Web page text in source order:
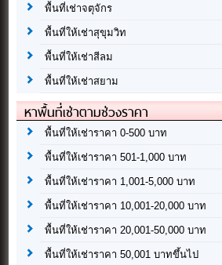
พื้นที่เช่าจตุจักร
พื้นที่ให้เช่าสุขุมวิท
พื้นที่ให้เช่าสีลม
พื้นที่ให้เช่าสยาม
หาพื้นที่เช่าตามช่วงราคา
พื้นที่ให้เช่าราคา 0-500 บาท
พื้นที่ให้เช่าราคา 501-1,000 บาท
พื้นที่ให้เช่าราคา 1,001-5,000 บาท
พื้นที่ให้เช่าราคา 10,001-20,000 บาท
พื้นที่ให้เช่าราคา 20,001-50,000 บาท
พื้นที่ให้เช่าราคา 50,001 บาทขึ้นไป